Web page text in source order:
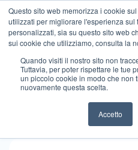
Questo sito web memorizza i cookie
utilizzati per migliorare l'esperienza sul
personalizzati, sia su questo sito web
sui cookie che utilizziamo, consulta la
Quando visiti il ​​nostro sito non
Tuttavia, per poter rispettare le tue
un piccolo cookie in modo che non
nuovamente questa scelta.
Accetto